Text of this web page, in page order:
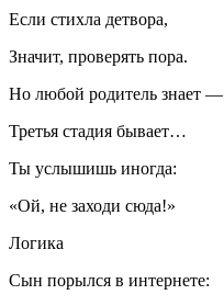
Если стихла детвора,
Значит, проверять пора.
Но любой родитель знает —
Третья стадия бывает…
Ты услышишь иногда:
«Ой, не заходи сюда!»
Логика
Сын порылся в интернете: